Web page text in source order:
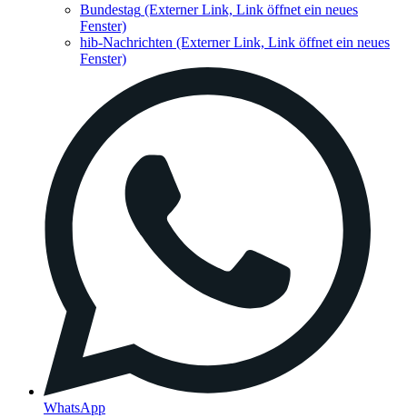
Bundestag (Externer Link, Link öffnet ein neues
Fenster)
hib-Nachrichten (Externer Link, Link öffnet ein neues
Fenster)
WhatsApp